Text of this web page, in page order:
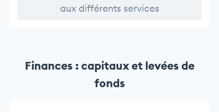
aux différents services
Finances : capitaux et levées de
fonds